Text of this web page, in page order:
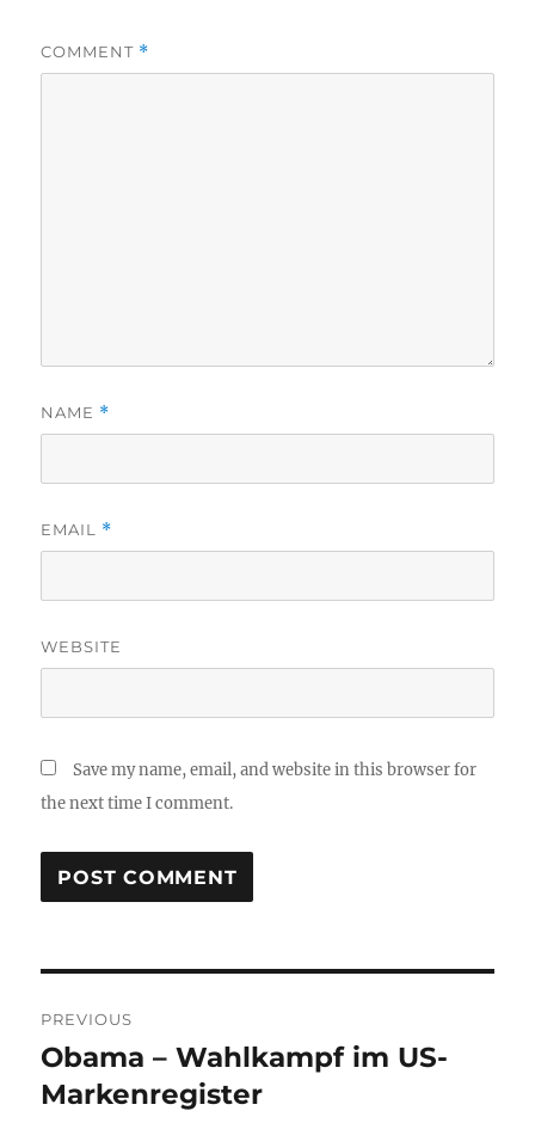
COMMENT *
NAME *
EMAIL *
WEBSITE
Save my name, email, and website in this browser for
the next time I comment.
navigation
PREVIOUS
Previous
post:
Obama – Wahlkampf im US-
Markenregister